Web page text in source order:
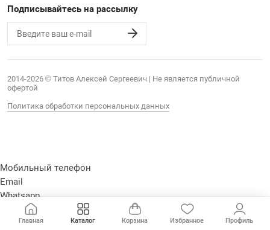
Главная Каталог Корзина Избранное Профиль
Подписывайтесь на рассылку
2014-2026 © Титов Алексей Сергеевич | Не является публичной
офертой
Политика обработки персональных данных
Мобильный телефон
Email
Whatsapp
Whatsapp
Telegram